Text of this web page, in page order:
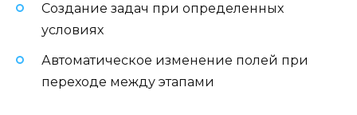
Создание задач при определенных
условиях
Автоматическое изменение полей при
переходе между этапами